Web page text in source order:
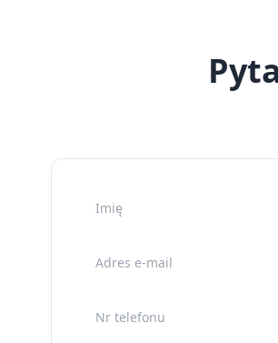
Adres e-mail
Nr telefonu